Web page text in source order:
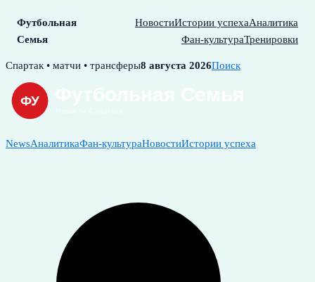
Футбольная
Семья
НовостиИстории успехаАналитика
Фан-культураТренировки
Skip
content
Спартак • матчи • трансферы8 августа 2026Поиск
NewsАналитикаФан-культураНовостиИстории успеха